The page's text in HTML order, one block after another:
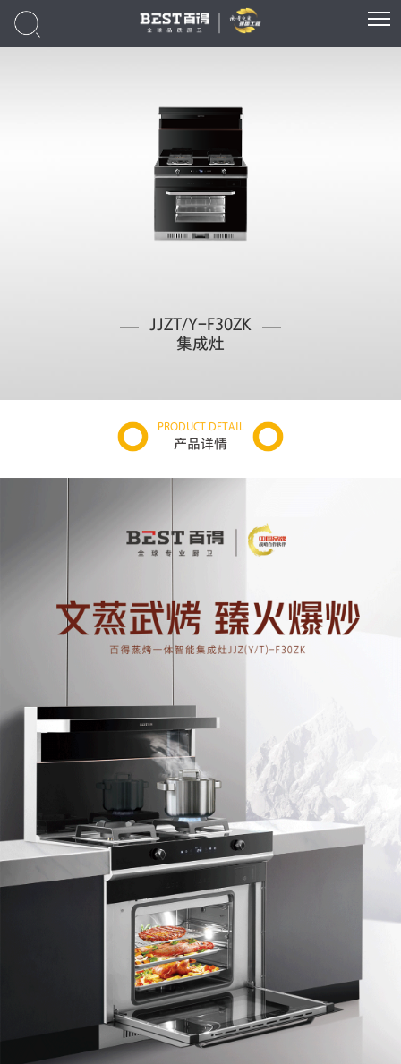
JJZT/Y-F30ZK
集成灶
PRODUCT DETAIL
产品详情